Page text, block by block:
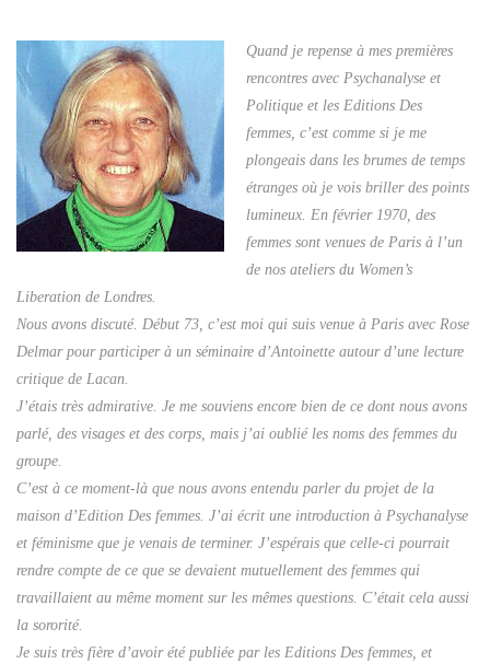
Quand je repense à mes premières
rencontres avec Psychanalyse et
Politique et les Editions Des
femmes, c’est comme si je me
plongeais dans les brumes de temps
étranges où je vois briller des points
lumineux. En février 1970, des
femmes sont venues de Paris à l’un
de nos ateliers du Women’s
Liberation de Londres.
Nous avons discuté. Début 73, c’est moi qui suis venue à Paris avec Rose
Delmar pour participer à un séminaire d’Antoinette autour d’une lecture
critique de Lacan.
J’étais très admirative. Je me souviens encore bien de ce dont nous avons
parlé, des visages et des corps, mais j’ai oublié les noms des femmes du
groupe.
C’est à ce moment-là que nous avons entendu parler du projet de la
maison d’Edition Des femmes. J’ai écrit une introduction à Psychanalyse
et féminisme que je venais de terminer. J’espérais que celle-ci pourrait
rendre compte de ce que se devaient mutuellement des femmes qui
travaillaient au même moment sur les mêmes questions. C’était cela aussi
la sororité.
Je suis très fière d’avoir été publiée par les Editions Des femmes, et